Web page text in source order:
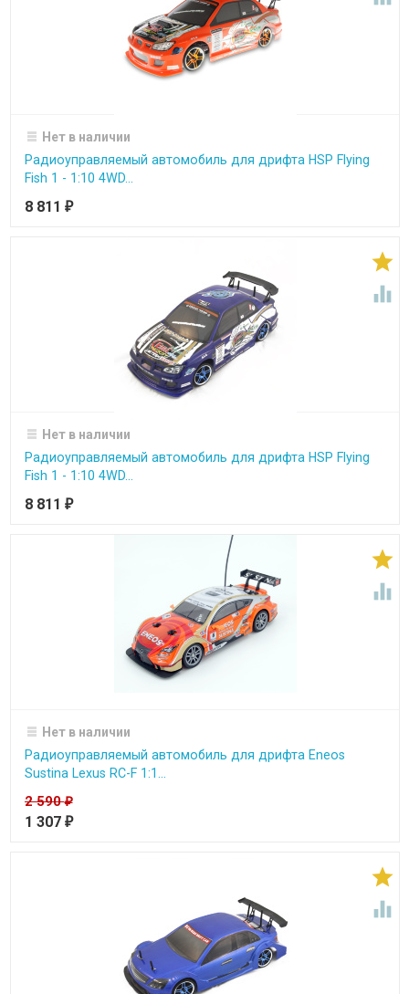
Нет в наличии
Радиоуправляемый автомобиль для дрифта HSP Flying
Fish 1 - 1:10 4WD...
8 811 ₽


Нет в наличии
Радиоуправляемый автомобиль для дрифта HSP Flying
Fish 1 - 1:10 4WD...
8 811 ₽


Нет в наличии
Радиоуправляемый автомобиль для дрифта Eneos
Sustina Lexus RC-F 1:1...
2 590₽
1 307 ₽

